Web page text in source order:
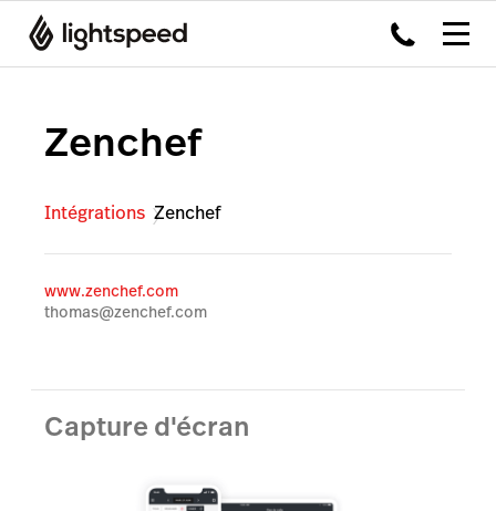
Zenchef
Intégrations Zenchef
www.zenchef.com
thomas@zenchef.com
Capture d'écran